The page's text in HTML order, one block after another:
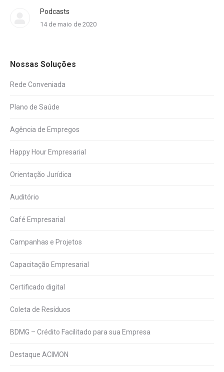
Podcasts
14 de maio de 2020
Nossas Soluções
Rede Conveniada
Plano de Saúde
Agência de Empregos
Happy Hour Empresarial
Orientação Jurídica
Auditório
Café Empresarial
Campanhas e Projetos
Capacitação Empresarial
Certificado digital
Coleta de Resíduos
BDMG – Crédito Facilitado para sua Empresa
Destaque ACIMON